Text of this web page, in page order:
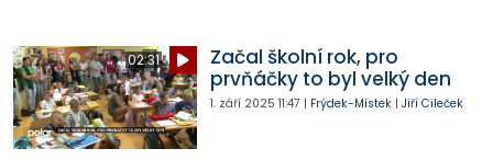
02:31
Začal školní rok, pro
prvňáčky to byl velký den
1. září 2025 11:47 | Frýdek-Místek| Jiří Cileček